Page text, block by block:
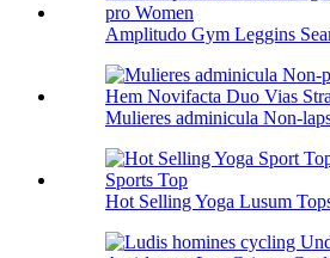
Amplitudo Gym Leggins
Mulieres adminicula Non-
Hot Selling Yoga Lusum